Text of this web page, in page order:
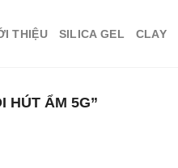
THIỆU SILICA GEL CLAY
HÚT ẨM 5G”